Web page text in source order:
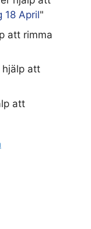
18 April"
att rimma
hjälp att
att